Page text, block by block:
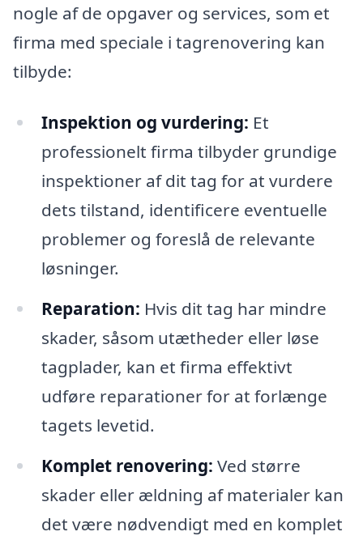
nogle af de opgaver og services, som et
firma med speciale i tagrenovering kan
tilbyde:
Inspektion og vurdering: Et
professionelt firma tilbyder grundige
inspektioner af dit tag for at vurdere
dets tilstand, identificere eventuelle
problemer og foreslå de relevante
løsninger.
Reparation: Hvis dit tag har mindre
skader, såsom utætheder eller løse
tagplader, kan et firma effektivt
udføre reparationer for at forlænge
tagets levetid.
Komplet renovering: Ved større
skader eller ældning af materialer kan
det være nødvendigt med en komplet